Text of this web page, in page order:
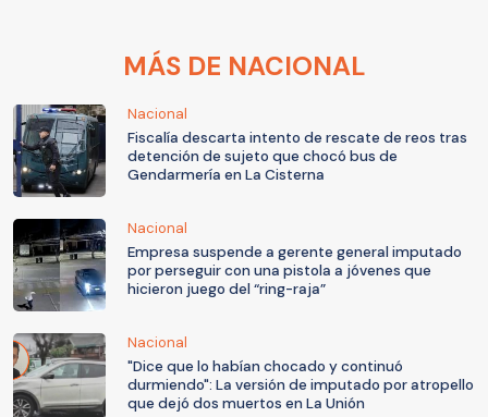
MÁS DE NACIONAL
Nacional
Fiscalía descarta intento de rescate de reos tras
detención de sujeto que chocó bus de
Gendarmería en La Cisterna
Nacional
Empresa suspende a gerente general imputado
por perseguir con una pistola a jóvenes que
hicieron juego del “ring-raja”
Nacional
"Dice que lo habían chocado y continuó
durmiendo": La versión de imputado por atropello
que dejó dos muertos en La Unión